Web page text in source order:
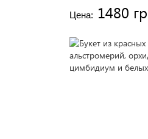
Цена: 1480